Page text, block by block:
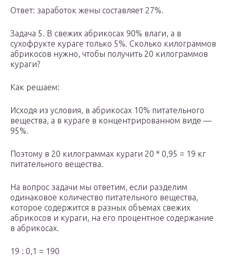
Ответ: заработок жены составляет 27%.
Задача 5. В свежих абрикосах 90% влаги, а в
сухофрукте кураге только 5%. Сколько килограммов
абрикосов нужно, чтобы получить 20 килограммов
кураги?
Как решаем:
Исходя из условия, в абрикосах 10% питательного
вещества, а в кураге в концентрированном виде —
95%.
Поэтому в 20 килограммах кураги 20 * 0,95 = 19 кг
питательного вещества.
На вопрос задачи мы ответим, если разделим
одинаковое количество питательного вещества,
которое содержится в разных объемах свежих
абрикосов и кураги, на его процентное содержание
в абрикосах.
19 : 0,1 = 190